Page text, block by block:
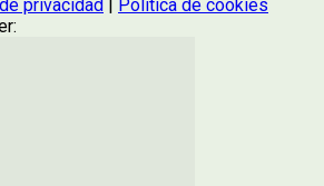
privacidad
Política de cookies